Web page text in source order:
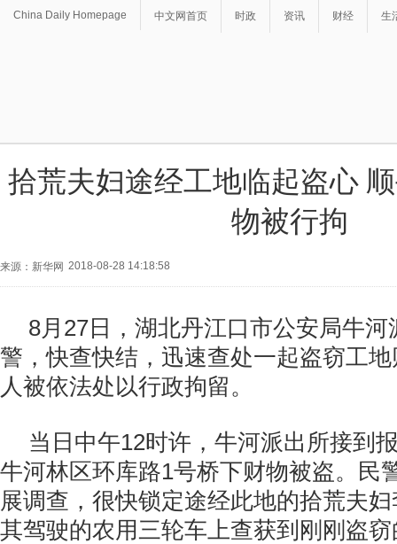
China Daily Homepage 中文网首页 时政 资讯 财经 生
拾荒夫妇途经工地临起盗心
物被行拘
来源：新华网 2018-08-28 14:18:58
8月27日，湖北丹江口市公安局牛
警，快查快结，迅速查处一起盗窃工
人被依法处以行政拘留。
当日中午12时许，牛河派出所接到
牛河林区环库路1号桥下财物被盗。民
展调查，很快锁定途经此地的拾荒夫
其驾驶的农用三轮车上查获到刚刚盗